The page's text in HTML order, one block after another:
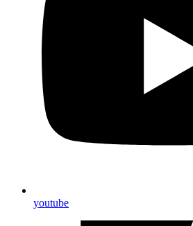
youtube